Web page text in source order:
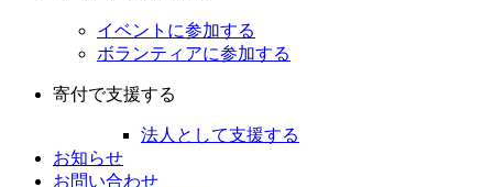
イベントに参加する
ボランティアに参加する
寄付で支援する
法人として支援する
お知らせ
お問い合わせ